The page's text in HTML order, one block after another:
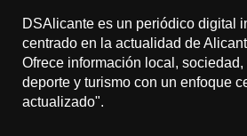
DSAlicante es un periódico digital
centrado en la actualidad de
Ofrece información local,
deporte y turismo con un enfoque
actualizado".